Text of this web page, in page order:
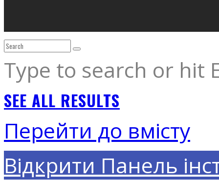
Type to search or hit
SEE ALL RESULTS
Перейти до вмісту
Відкрити Панель